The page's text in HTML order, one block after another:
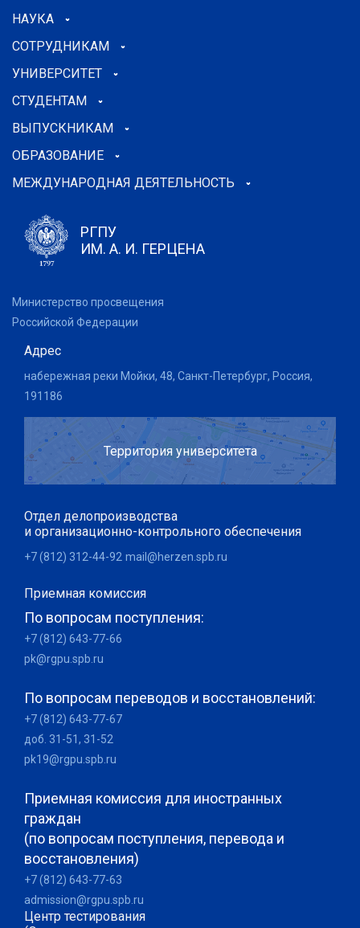
НАУКА
СОТРУДНИКАМ
УНИВЕРСИТЕТ
СТУДЕНТАМ
ВЫПУСКНИКАМ
ОБРАЗОВАНИЕ
МЕЖДУНАРОДНАЯ ДЕЯТЕЛЬНОСТЬ
РГПУ
ИМ. А. И. ГЕРЦЕНА
Министерство просвещения
Российской Федерации
Адрес
набережная реки Мойки, 48, Санкт-Петербург, Россия,
191186
Территория университета
Отдел делопроизводства
и организационно-контрольного обеспечения
+7 (812) 312-44-92 mail@herzen.spb.ru
Приемная комиссия
По вопросам поступления:
+7 (812) 643-77-66
pk@rgpu.spb.ru
По вопросам переводов и восстановлений:
+7 (812) 643-77-67
доб. 31-51, 31-52
pk19@rgpu.spb.ru
Приемная комиссия для иностранных
граждан
(по вопросам поступления, перевода и
восстановления)
+7 (812) 643-77-63
admission@rgpu.spb.ru
Центр тестирования